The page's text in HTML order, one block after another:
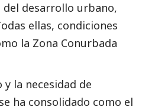
desarrollo urbano,
ellas, condiciones
la Zona Conurbada
la necesidad de
se ha consolidado como el